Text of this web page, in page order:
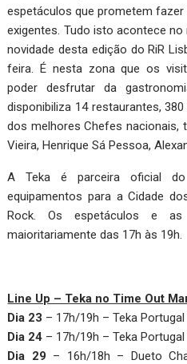
espetáculos que prometem
exigentes. Tudo isto acontece
novidade desta edição do RiR
feira. É nesta zona que os
poder desfrutar da
disponibiliza 14 restaurantes,
dos melhores Chefes nacionais,
Vieira, Henrique Sá Pessoa,
A Teka é parceira oficial
equipamentos para a Cidade
Rock. Os espetáculos e as
maioritariamente das 17h às 19h.
Line Up – Teka no Time Out
Dia 23 – 17h/19h – Teka Portugal
Dia 24 – 17h/19h – Teka Portugal
Dia 29 – 16h/18h – Dueto